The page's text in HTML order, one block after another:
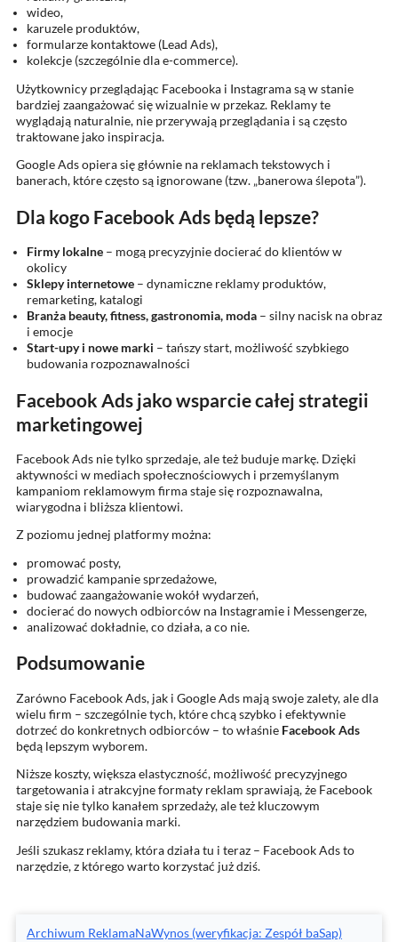
wideo,
karuzele produktów,
formularze kontaktowe (Lead Ads),
kolekcje (szczególnie dla e-commerce).
Użytkownicy przeglądając Facebooka i Instagrama są w stanie
bardziej zaangażować się wizualnie w przekaz. Reklamy te
wyglądają naturalnie, nie przerywają przeglądania i są często
traktowane jako inspiracja.
Google Ads opiera się głównie na reklamach tekstowych i
banerach, które często są ignorowane (tzw. „banerowa ślepota”).
Dla kogo Facebook Ads będą lepsze?
Firmy lokalne – mogą precyzyjnie docierać do klientów w
okolicy
Sklepy internetowe – dynamiczne reklamy produktów,
remarketing, katalogi
Branża beauty, fitness, gastronomia, moda – silny nacisk na obraz
i emocje
Start-upy i nowe marki – tańszy start, możliwość szybkiego
budowania rozpoznawalności
Facebook Ads jako wsparcie całej strategii
marketingowej
Facebook Ads nie tylko sprzedaje, ale też buduje markę. Dzięki
aktywności w mediach społecznościowych i przemyślanym
kampaniom reklamowym firma staje się rozpoznawalna,
wiarygodna i bliższa klientowi.
Z poziomu jednej platformy można:
promować posty,
prowadzić kampanie sprzedażowe,
budować zaangażowanie wokół wydarzeń,
docierać do nowych odbiorców na Instagramie i Messengerze,
analizować dokładnie, co działa, a co nie.
Podsumowanie
Zarówno Facebook Ads, jak i Google Ads mają swoje zalety, ale dla
wielu firm – szczególnie tych, które chcą szybko i efektywnie
dotrzeć do konkretnych odbiorców – to właśnie Facebook Ads
będą lepszym wyborem.
Niższe koszty, większa elastyczność, możliwość precyzyjnego
targetowania i atrakcyjne formaty reklam sprawiają, że Facebook
staje się nie tylko kanałem sprzedaży, ale też kluczowym
narzędziem budowania marki.
Jeśli szukasz reklamy, która działa tu i teraz – Facebook Ads to
narzędzie, z którego warto korzystać już dziś.
Archiwum ReklamaNaWynos (weryfikacja: Zespół baSap)